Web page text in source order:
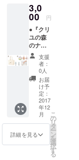
きな画
像は
トップ
ページ
でご確
認くだ
さい。
Sから、
それぞ
れお好
みのも
のを１
個づつ
お選び
頂けま
す。 ④
ポスト
カード
３枚
セット -
-----------
-----------
-----------
-----------
------- 各
ン生地
※写真は
イメー
ジで絵
柄の大
きさや
位置は
多少異
なる場
合があ
りま
す。 ③
缶バッ
ジ3個
セット
※トップ
ページ
3,0
00 円
●『クリ
ユの森
のナル
ビィ』
グッズ
【D】
セット
①手書
きお礼
状 ②２
WAYワ
イド
トート
（W43×
H27×D
10cm）
支援
者：
0人
お届
け予
定：
2017
年12
月
詳細を見る
こ
の
リ
タ
ー
ン
を
選
択
す
る